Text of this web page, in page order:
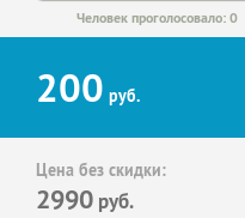
Человек проголосовало: 0
200 руб.
Цена без скидки:
2990 руб.